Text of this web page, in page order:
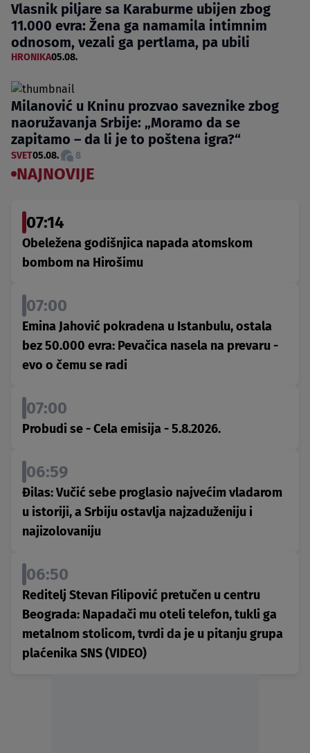
Vlasnik piljare sa Karaburme ubijen zbog
11.000 evra: Žena ga namamila intimnim
odnosom, vezali ga pertlama, pa ubili
HRONIKA05.08.
Milanović u Kninu prozvao saveznike zbog
naoružavanja Srbije: „Moramo da se
zapitamo – da li je to poštena igra?“
SVET05.08. 8
NAJNOVIJE
07:14
Obeležena godišnjica napada atomskom
bombom na Hirošimu
07:00
Emina Jahović pokradena u Istanbulu, ostala
bez 50.000 evra: Pevačica nasela na prevaru -
evo o čemu se radi
07:00
Probudi se - Cela emisija - 5.8.2026.
06:59
Đilas: Vučić sebe proglasio najvećim vladarom
u istoriji, a Srbiju ostavlja najzaduženiju i
najizolovaniju
06:50
Reditelj Stevan Filipović pretučen u centru
Beograda: Napadači mu oteli telefon, tukli ga
metalnom stolicom, tvrdi da je u pitanju grupa
plaćenika SNS (VIDEO)